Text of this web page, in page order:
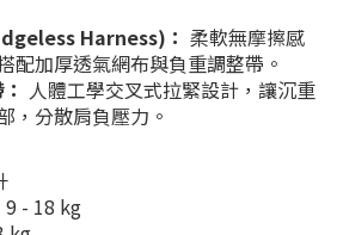
Harness)： 柔軟無摩擦感
配加厚透氣網布與負重調整帶。
人體工學交叉式拉緊設計，讓沉重
，分散肩負壓力。
9 - 18 kg